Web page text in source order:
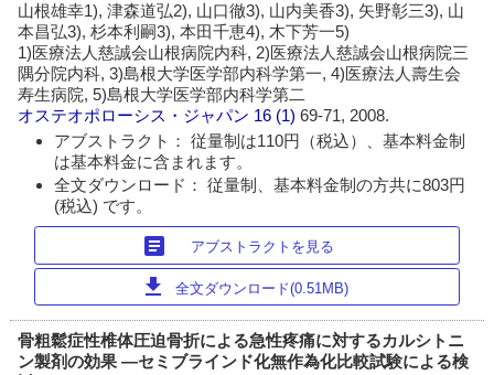
山根雄幸1), 津森道弘2), 山口徹3), 山内美香3), 矢野彰三3), 山
本昌弘3), 杉本利嗣3), 本田千恵4), 木下芳一5)
1)医療法人慈誠会山根病院内科, 2)医療法人慈誠会山根病院三
隅分院内科, 3)島根大学医学部内科学第一, 4)医療法人壽生会
寿生病院, 5)島根大学医学部内科学第二
オステオポローシス・ジャパン 16 (1)69-71, 2008.
アブストラクト： 従量制は110円（税込）、基本料金制
は基本料金に含まれます。
全文ダウンロード： 従量制、基本料金制の方共に803円
(税込) です。
article アブストラクトを見る
download 全文ダウンロード(0.51MB)
骨粗鬆症性椎体圧迫骨折による急性疼痛に対するカルシトニ
ン製剤の効果 ―セミブラインド化無作為化比較試験による検